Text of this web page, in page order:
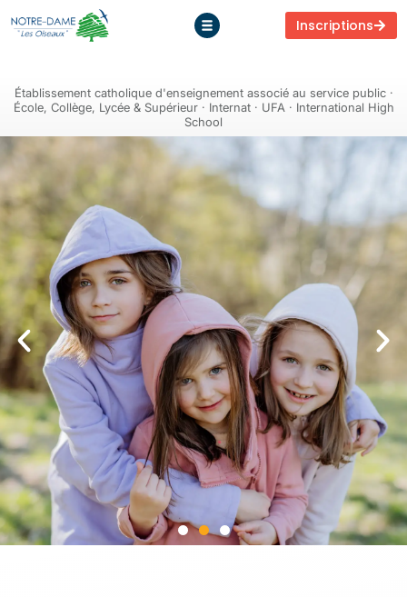
Inscriptions
Établissement catholique d'enseignement associé au service public ·
École, Collège, Lycée & Supérieur · Internat · UFA · International High
School